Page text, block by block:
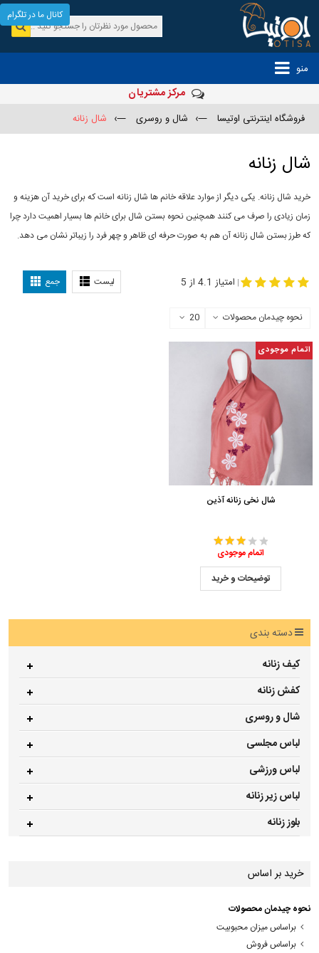
منو
مرکز مشتریان
فروشگاه اینترنتی اوتیسا —› شال و روسری —› شال زنانه
شال زنانه
خرید شال زنانه. یکی دیگر از موارد علاقه خانم ها شال زنانه است که برای خرید آن هزینه و
زمان زیادی را صرف می کنند همچنین نحوه بستن شال برای خانم ها بسیار اهمیت دارد چرا
که طرز بستن شال زنانه آن هم به صورت حرفه ای ظاهر و چهر فرد را زیباتر نشان می دهد.
لیست جمع | امتیاز 4.1 از 5
نحوه چیدمان محصولات 20
اتمام موجودی
شال نخی زنانه آذین
اتمام موجودی
توضیحات و خرید
دسته بندی
کیف زنانه
کفش زنانه
شال و روسری
لباس مجلسی
لباس ورزشی
لباس زیر زنانه
بلوز زنانه
خرید بر اساس
نحوه چیدمان محصولات
براساس میزان محبوبیت
براساس فروش
کانال ما در تلگرام